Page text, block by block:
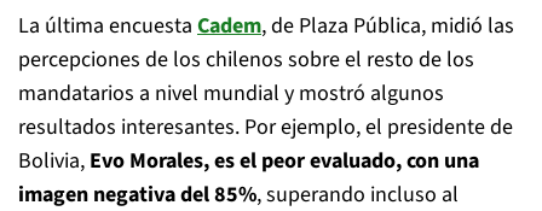
La última encuesta Cadem, de Plaza Pública, midió las
percepciones de los chilenos sobre el resto de los
mandatarios a nivel mundial y mostró algunos
resultados interesantes. Por ejemplo, el presidente de
Bolivia, Evo Morales, es el peor evaluado, con una
imagen negativa del 85%, superando incluso al